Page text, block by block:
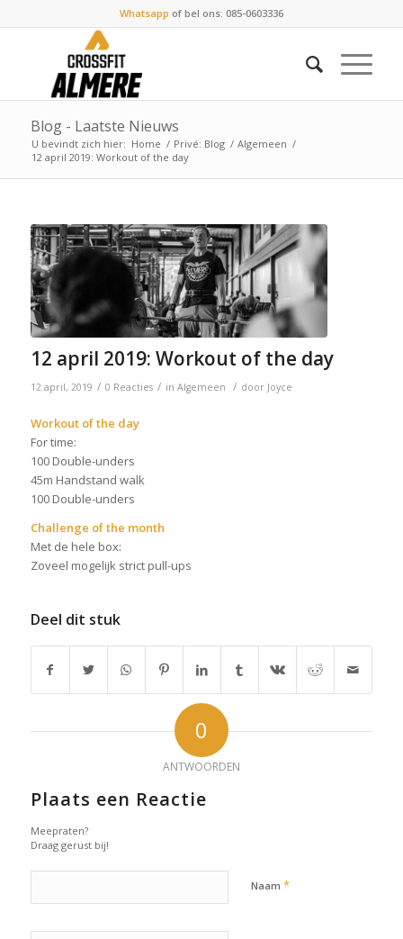
Whatsapp of bel ons: 085-0603336
Blog - Laatste Nieuws
U bevindt zich hier: Home / Privé: Blog / Algemeen /
12 april 2019: Workout of the day
12 april 2019: Workout of the day
12 april, 2019 / 0 Reacties / in Algemeen / door Joyce
Workout of the day
For time:
100 Double-unders
45m Handstand walk
100 Double-unders
Challenge of the month
Met de hele box:
Zoveel mogelijk strict pull-ups
Deel dit stuk
0
ANTWOORDEN
Plaats een Reactie
Meepraten?
Draag gerust bij!
Naam *